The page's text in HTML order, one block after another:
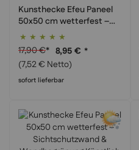
Kunsthecke Efeu Paneel
50x50 cm wetterfest –
Sichtschutzwand &
Wandbegrünung
Künstlich / Günstige 2.
Wahl
Bewertung:
100%
17,90 €* 8,95 € *
(7,52 € Netto)
sofort lieferbar